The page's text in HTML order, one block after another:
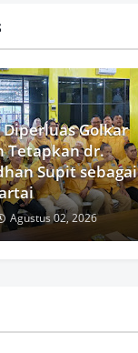
Diperluas Golkar
Tetapkan dr.
Supit sebagai
Agustus 02, 2026